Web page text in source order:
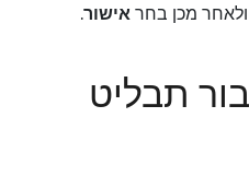
מכן בחר אישור.
תבליט